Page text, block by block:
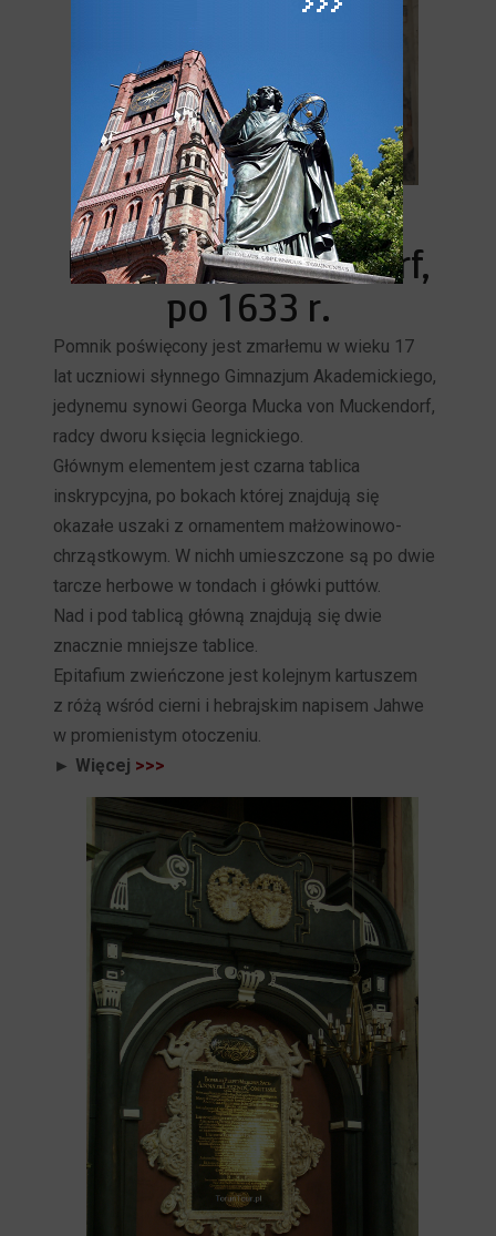
Epitafium Johanna
Muck von Muckendorf,
po 1633 r.
Pomnik poświęcony jest zmarłemu w wieku 17
lat uczniowi słynnego Gimnazjum Akademickiego,
jedynemu synowi Georga Mucka von Muckendorf,
radcy dworu księcia legnickiego.
Głównym elementem jest czarna tablica
inskrypcyjna, po bokach której znajdują się
okazałe uszaki z ornamentem małżowinowo-
chrząstkowym. W nichh umieszczone są po dwie
tarcze herbowe w tondach i główki puttów.
Nad i pod tablicą główną znajdują się dwie
znacznie mniejsze tablice.
Epitafium zwieńczone jest kolejnym kartuszem
z różą wśród cierni i hebrajskim napisem Jahwe
w promienistym otoczeniu.
► Więcej >>>